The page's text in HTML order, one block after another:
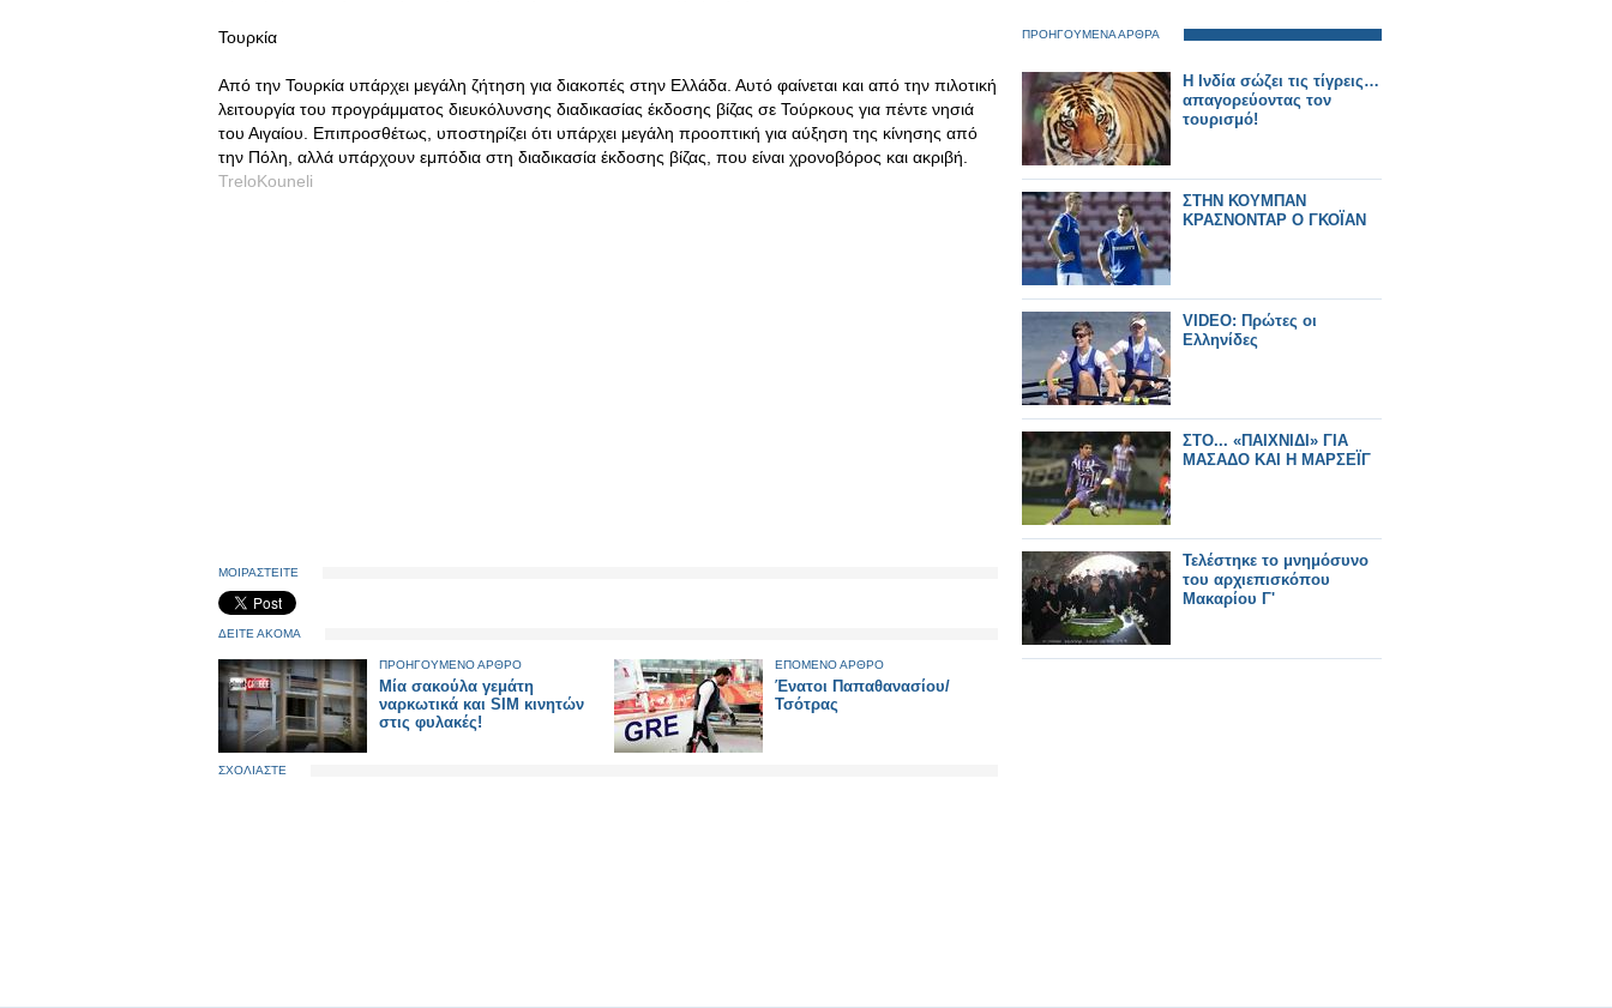
Τουρκία
Από την Τουρκία υπάρχει μεγάλη ζήτηση για διακοπές στην Ελλάδα. Αυτό φαίνεται και από την πιλοτική
λειτουργία του προγράμματος διευκόλυνσης διαδικασίας έκδοσης βίζας σε Τούρκους για πέντε νησιά
του Αιγαίου. Επιπροσθέτως, υποστηρίζει ότι υπάρχει μεγάλη προοπτική για αύξηση της κίνησης από
την Πόλη, αλλά υπάρχουν εμπόδια στη διαδικασία έκδοσης βίζας, που είναι χρονοβόρος και ακριβή.
TreloKouneli
ΜΟΙΡΑΣΤΕΙΤΕ
ΔΕΙΤΕ ΑΚΟΜΑ
ΠΡΟΗΓΟΥΜΕΝΟ ΑΡΘΡΟ
Μία σακούλα γεμάτη
ναρκωτικά και SIM κινητών
στις φυλακές!
ΕΠΟΜΕΝΟ ΑΡΘΡΟ
Ένατοι Παπαθανασίου/
Τσότρας
ΣΧΟΛΙΑΣΤΕ
ΠΡΟΗΓΟΥΜΕΝΑ ΑΡΘΡΑ
H Iνδία σώζει τις τίγρεις…
απαγορεύοντας τον
τουρισμό!
ΣΤΗΝ ΚΟΥΜΠΑΝ
ΚΡΑΣΝΟΝΤΑΡ Ο ΓΚΟΪΑΝ
VIDEO: Πρώτες οι
Ελληνίδες
ΣΤΟ... «ΠΑΙΧΝΙΔΙ» ΓΙΑ
ΜΑΣΑΔΟ ΚΑΙ Η ΜΑΡΣΕΪΓ
Τελέστηκε το μνημόσυνο
του αρχιεπισκόπου
Μακαρίου Γ'